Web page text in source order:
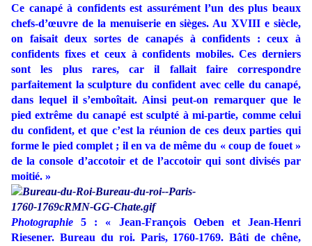
Ce canapé à confidents est assurément l’un des plus beaux
chefs-d’œuvre de la menuiserie en sièges. Au XVIII e siècle,
on faisait deux sortes de canapés à confidents : ceux à
confidents fixes et ceux à confidents mobiles. Ces derniers
sont les plus rares, car il fallait faire correspondre
parfaitement la sculpture du confident avec celle du canapé,
dans lequel il s’emboîtait. Ainsi peut-on remarquer que le
pied extrême du canapé est sculpté à mi-partie, comme celui
du confident, et que c’est la réunion de ces deux parties qui
forme le pied complet ; il en va de même du « coup de fouet »
de la console d’accotoir et de l’accotoir qui sont divisés par
moitié. »
Photographie 5 : « Jean-François Oeben et Jean-Henri
Riesener. Bureau du roi. Paris, 1760-1769. Bâti de chêne,